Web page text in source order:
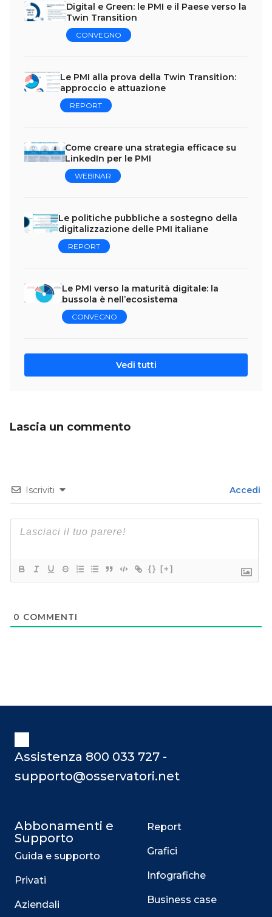
Digital e Green: le PMI e il Paese verso la
Twin Transition
CONVEGNO
Le PMI alla prova della Twin Transition:
approccio e attuazione
REPORT
Come creare una strategia efficace su
LinkedIn per le PMI
WEBINAR
Le politiche pubbliche a sostegno della
digitalizzazione delle PMI italiane
REPORT
Le PMI verso la maturità digitale: la
bussola è nell’ecosistema
CONVEGNO
Vedi tutti
Lascia un commento
Iscriviti Accedi
{} [+]
0 COMMENTI
Assistenza 800 033 727 -
supporto@osservatori.net
Abbonamenti e
Supporto
Guida e supporto
Privati
Aziendali
Report
Grafici
Infografiche
Business case